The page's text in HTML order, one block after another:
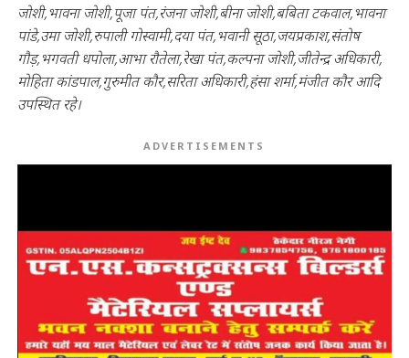
जोशी,भावना जोशी,पूजा पंत,रंजना जोशी,बीना जोशी,बबिता टकवाल,भावना
पांडे,उमा जोशी,रुपाली गोस्वामी,दया पंत,भवानी सूठा,जयप्रकाश,संतोष
गौड़,भगवती धपोला,आभा रौतेला,रेखा पंत,कल्पना जोशी,जीतेन्द्र अधिकारी,
मोहिता कांडपाल,गुरुमीत कौर,सरिता अधिकारी,हंसा शर्मा,मंजीत कौर आदि
उपस्थित रहे।
ADVERTISEMENTS